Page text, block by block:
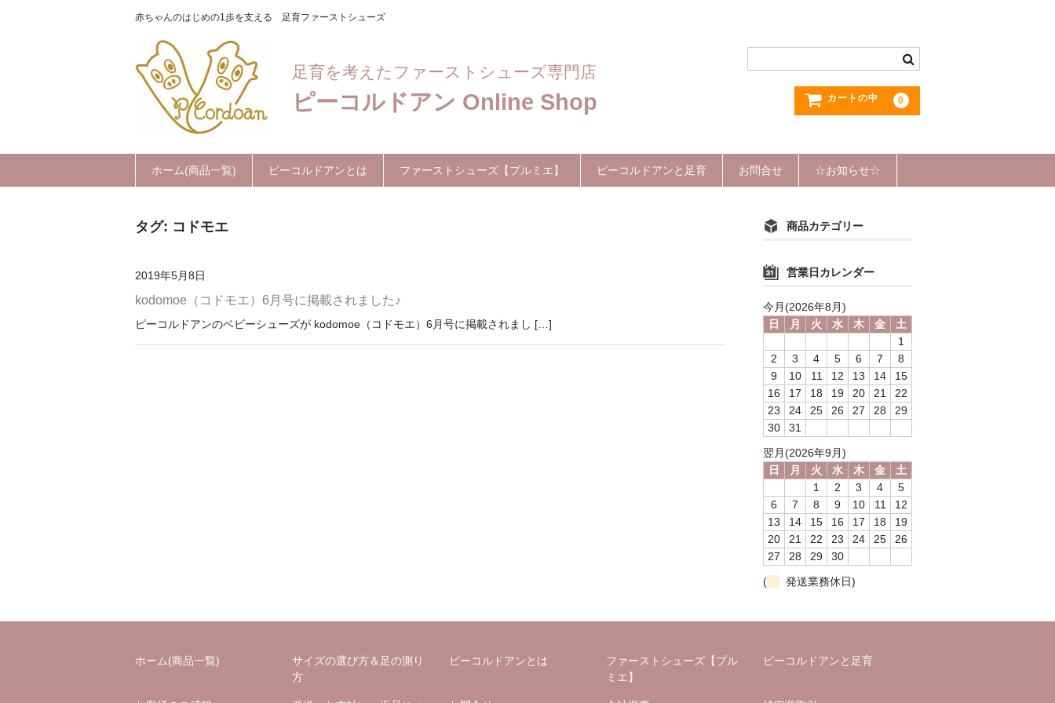
赤ちゃんのはじめの1歩を支える 足育ファーストシューズ
足育を考えたファーストシューズ専門店
ピーコルドアン Online Shop カートの中 0
ホーム(商品一覧) ピーコルドアンとは ファーストシューズ【プルミエ】 ピーコルドアンと足育 お問合せ ☆お知らせ☆
タグ: コドモエ
2019年5月8日
kodomoe（コドモエ）6月号に掲載されました♪
ピーコルドアンのベビーシューズが kodomoe（コドモエ）6月号に掲載されまし […]
商品カテゴリー
営業日カレンダー
今月(2026年8月)
日
月 火 水 木 金
土
1
2
3 4 5 6 7
8
9
10 11 12 13 14
15
16
17 18 19 20 21
22
23
24 25 26 27 28
29
30
31
翌月(2026年9月)
日
月 火 水 木 金
土
1
2 3 4
5
6
7 8 9 10 11
12
13
14 15 16 17 18
19
20
21 22 23 24 25
26
27
28 29
30
(
発送業務休日)
ホーム(商品一覧)
サイズの選び方＆足の測り
方
ピーコルドアンとは
ファーストシューズ【プル
ミエ】
ピーコルドアンと足育